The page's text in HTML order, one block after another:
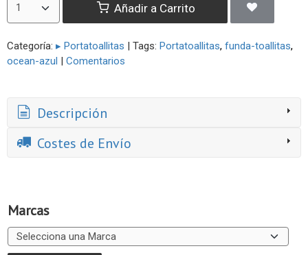
Marcas
Añadir a Carrito
Categoría: ▸ Portatoallitas | Tags: Portatoallitas funda-toallitas
ocean-azul | Comentarios
Descripción
Costes de Envío